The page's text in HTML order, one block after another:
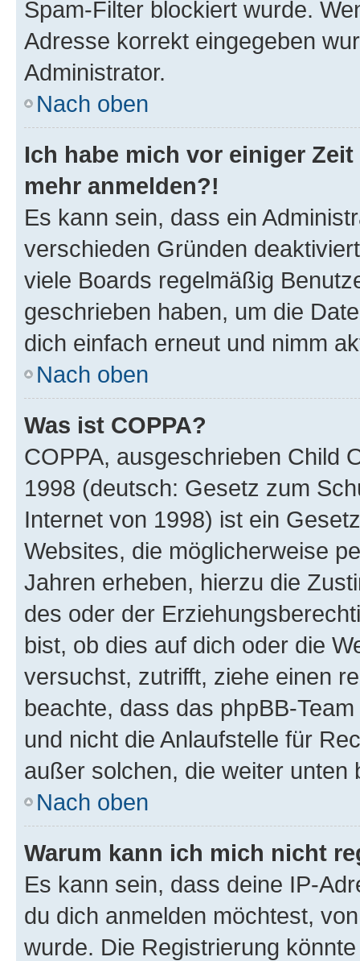
Spam-Filter blockiert wurde.
Adresse korrekt eingegeben
Administrator.
Nach oben
Ich habe mich vor einiger
mehr anmelden?!
Es kann sein, dass ein
verschieden Gründen
viele Boards regelmäßig
geschrieben haben, um die
dich einfach erneut und nimm
Nach oben
Was ist COPPA?
COPPA, ausgeschrieben Child
1998 (deutsch: Gesetz zum
Internet von 1998) ist ein
Websites, die möglicherweise
Jahren erheben, hierzu die
des oder der
bist, ob dies auf dich oder die
versuchst, zutrifft, ziehe einen
beachte, dass das phpBB-
und nicht die Anlaufstelle für
außer solchen, die weiter unten
Nach oben
Warum kann ich mich nicht
Es kann sein, dass deine IP-
du dich anmelden möchtest,
wurde. Die Registrierung